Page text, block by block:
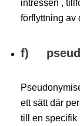
intressen ,
förflyttning av
f)
ett sätt där
till en specifik